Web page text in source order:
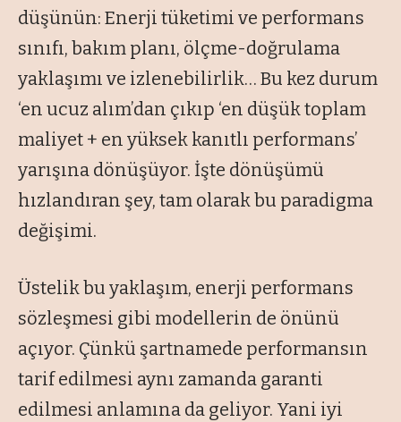
düşünün: Enerji tüketimi ve performans
sınıfı, bakım planı, ölçme-doğrulama
yaklaşımı ve izlenebilirlik… Bu kez durum
‘en ucuz alım’dan çıkıp ‘en düşük toplam
maliyet + en yüksek kanıtlı performans’
yarışına dönüşüyor. İşte dönüşümü
hızlandıran şey, tam olarak bu paradigma
değişimi.
Üstelik bu yaklaşım, enerji performans
sözleşmesi gibi modellerin de önünü
açıyor. Çünkü şartnamede performansın
tarif edilmesi aynı zamanda garanti
edilmesi anlamına da geliyor. Yani iyi